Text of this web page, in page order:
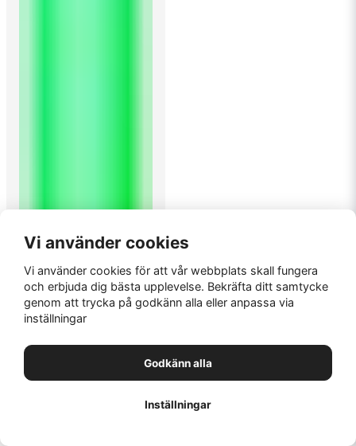
Vi använder cookies
Vi använder cookies för att vår webbplats skall fungera
och erbjuda dig bästa upplevelse. Bekräfta ditt samtycke
genom att trycka på godkänn alla eller anpassa via
inställningar
Godkänn alla
Inställningar